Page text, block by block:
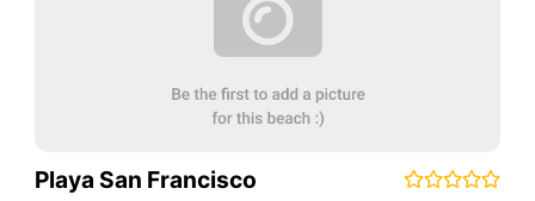
Playa San Francisco